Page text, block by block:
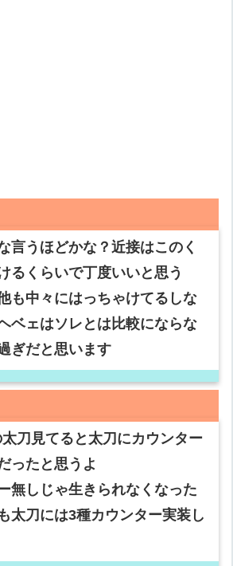
言うほどかな？近接はこのく
るくらいで丁度いいと思う
も中々にはっちゃけてるしな
ベェはソレとは比較にならな
ぎだと思います
刀見てると太刀にカウンター
ったと思うよ
無しじゃ生きられなくなった
太刀には3種カウンター実装し